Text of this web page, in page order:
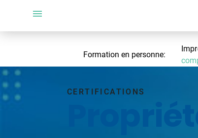
Formation en personne:
CERTIFICATIONS